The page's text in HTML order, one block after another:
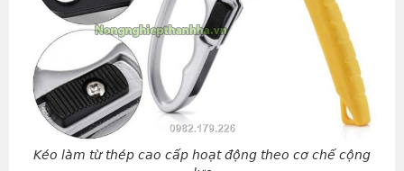
Kéo làm từ thép cao cấp hoạt động theo cơ chế cộng